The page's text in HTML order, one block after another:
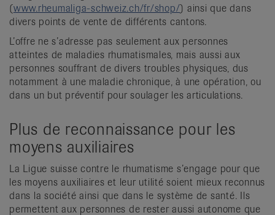
(www.rheumaliga-schweiz.ch/fr/shop/) ainsi que dans
divers points de vente de différents cantons.
L’offre ne s’adresse pas seulement aux personnes
atteintes de maladies rhumatismales, mais aussi aux
personnes souffrant de divers troubles physiques, dus
notamment à une maladie chronique, à une opération, ou
dans un but préventif pour soulager les articulations.
Plus de reconnaissance pour les
moyens auxiliaires
La Ligue suisse contre le rhumatisme s’engage pour que
les moyens auxiliaires et leur utilité soient mieux reconnus
dans la société ainsi que dans le système de santé. Ils
permettent aux personnes de rester aussi autonome que